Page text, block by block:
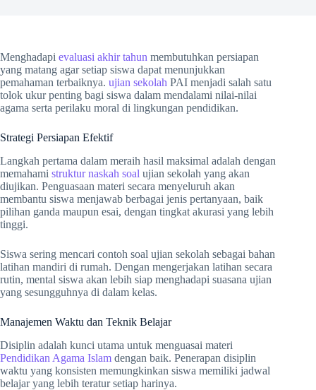
Menghadapi evaluasi akhir tahun membutuhkan persiapan
yang matang agar setiap siswa dapat menunjukkan
pemahaman terbaiknya. ujian sekolah PAI menjadi salah satu
tolok ukur penting bagi siswa dalam mendalami nilai-nilai
agama serta perilaku moral di lingkungan pendidikan.
Strategi Persiapan Efektif
Langkah pertama dalam meraih hasil maksimal adalah dengan
memahami struktur naskah soal ujian sekolah yang akan
diujikan. Penguasaan materi secara menyeluruh akan
membantu siswa menjawab berbagai jenis pertanyaan, baik
pilihan ganda maupun esai, dengan tingkat akurasi yang lebih
tinggi.
Siswa sering mencari contoh soal ujian sekolah sebagai bahan
latihan mandiri di rumah. Dengan mengerjakan latihan secara
rutin, mental siswa akan lebih siap menghadapi suasana ujian
yang sesungguhnya di dalam kelas.
Manajemen Waktu dan Teknik Belajar
Disiplin adalah kunci utama untuk menguasai materi
Pendidikan Agama Islam dengan baik. Penerapan disiplin
waktu yang konsisten memungkinkan siswa memiliki jadwal
belajar yang lebih teratur setiap harinya.